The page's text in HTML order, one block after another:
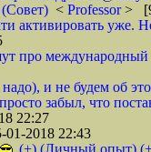
< Professor>
активировать уже.
про
и не будем об
забыл, что
22:27
2018 22:43
(+) (Личный опыт)